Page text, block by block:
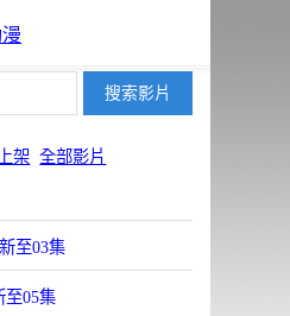
架 全部影片
至03集
至05集